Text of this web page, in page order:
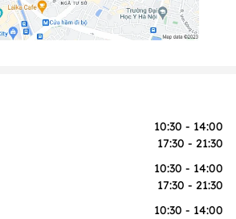
10:30 - 14:00
17:30 - 21:30
10:30 - 14:00
17:30 - 21:30
10:30 - 14:00